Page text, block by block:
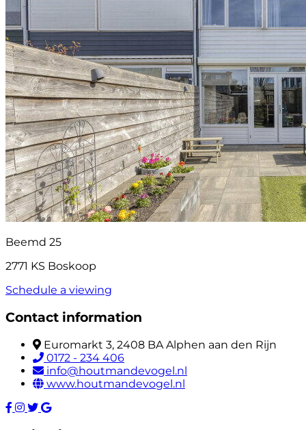
Beemd 25
2771 KS Boskoop
Schedule a viewing
Contact information
Euromarkt 3, 2408 BA Alphen aan den Rijn
0172 - 234 406
info@houtmandevogel.nl
www.houtmandevogel.nl